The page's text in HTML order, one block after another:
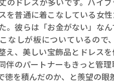
を普通に着こなしている女
。彼らは「お金がない」な
なしが板についているので
え、美しい宝飾品とドレス
伴のパートナーもきっと管
徳を積んだのか、と羨望の眼